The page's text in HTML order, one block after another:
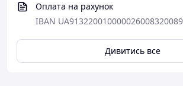
Оплата на рахунок
IBAN
Дивитись все